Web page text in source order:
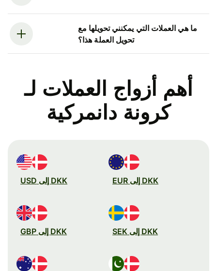
ما هي العملات التي يمكنني تحويلها مع
تحويل العملة هذا؟
أهم أزواج العملات لـ
كرونة دانمركية
DKK إلى EUR DKK إلى USD
DKK إلى SEK DKK إلى GBP